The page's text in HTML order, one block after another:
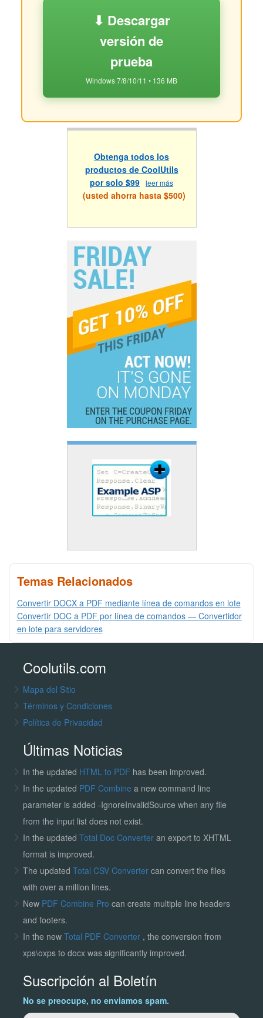
⬇ Descargar
versión de
prueba
Windows 7/8/10/11 • 136 MB
Obtenga todos los
productos de CoolUtils
por solo $99 leer más
(usted ahorra hasta $500)
Temas Relacionados
Convertir DOCX a PDF mediante línea de comandos en lote
Convertir DOC a PDF por línea de comandos — Convertidor
en lote para servidores
Coolutils.com
Mapa del Sitio
Términos y Condiciones
Política de Privacidad
Últimas Noticias
In the updated HTML to PDF has been improved.
In the updated PDF Combine a new command line
parameter is added -IgnoreInvalidSource when any file
from the input list does not exist.
In the updated Total Doc Converter an export to XHTML
format is improved.
The updated Total CSV Convertercan convert the files
with over a million lines.
New PDF Combine Pro can create multiple line headers
and footers.
In the new Total PDF Converter , the conversion from
xps\oxps to docx was significantly improved.
Suscripción al Boletín
No se preocupe, no enviamos spam.